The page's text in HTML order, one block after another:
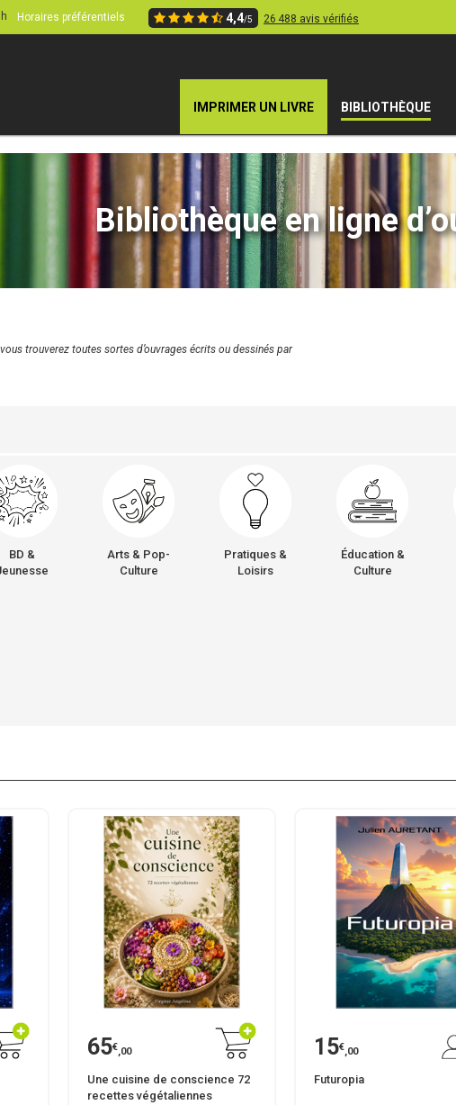
Horaires préférentiels 4,4/5 26 488 avis vérifiés
IMPRIMER UN LIVRE BIBLIOTHÈQUE
Bibliothèque en ligne
trouverez toutes sortes d’ouvrages écrits ou dessinés par
BD &
Arts & Pop-
Culture
Pratiques &
Loisirs
Éducation &
Culture
65€,00
Une cuisine de conscience 72
recettes végétaliennes
15€,00
Futuropia